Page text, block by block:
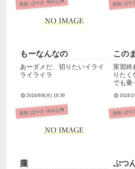
愚痴･ぼやき･病み記事
もーなんなの
あーダメだ、切りたいイライ
ライライラ
2016/8/8(月) 19:39
愚痴･ぼや
この
実習終
りたく
でも乗
2024/
愚痴･ぼやき･病み記事
朧
愚痴･ぼや
ぷつ